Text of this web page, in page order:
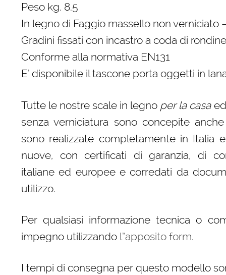
Peso kg. 8.5
In legno di Faggio massello non verniciato
Gradini fissati con incastro a coda di
Conforme alla normativa EN131
E’ disponibile il tascone porta oggetti in
Tutte le nostre scale in legno per la casaed
senza verniciatura sono concepite
sono realizzate completamente in Italia
nuove, con certificati di garanzia, di
italiane ed europee e corredati da
utilizzo.
Per qualsiasi informazione tecnica o
impegno utilizzando l”apposito form.
I tempi di consegna per questo modello